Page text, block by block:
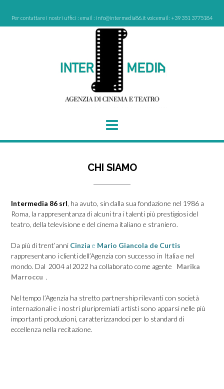
content
Per contattare i nostri uffici : email : info@intermedia86.it voicemail: +39 351 3775184
CHI SIAMO
Intermedia 86 srl, ha avuto, sin dalla sua fondazione nel 1986 a
Roma, la rappresentanza di alcuni tra i talenti più prestigiosi del
teatro, della televisione e del cinema italiano e straniero.
Da più di trent’anni Cinzia e Mario Giancola de Curtis
rappresentano i clienti dell’Agenzia con successo in Italia e nel
mondo. Dal 2004 al 2022 ha collaborato come agente
Marika
Marroccu .
Nel tempo l’Agenzia ha stretto partnership rilevanti con società
internazionali e i nostri pluripremiati artisti sono apparsi nelle più
importanti produzioni, caratterizzandoci per lo standard di
eccellenza nella recitazione.